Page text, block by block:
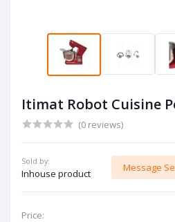
Itimat Robot Cuisine
(0 reviews)
Sold by:
Inhouse product
Message
Price: